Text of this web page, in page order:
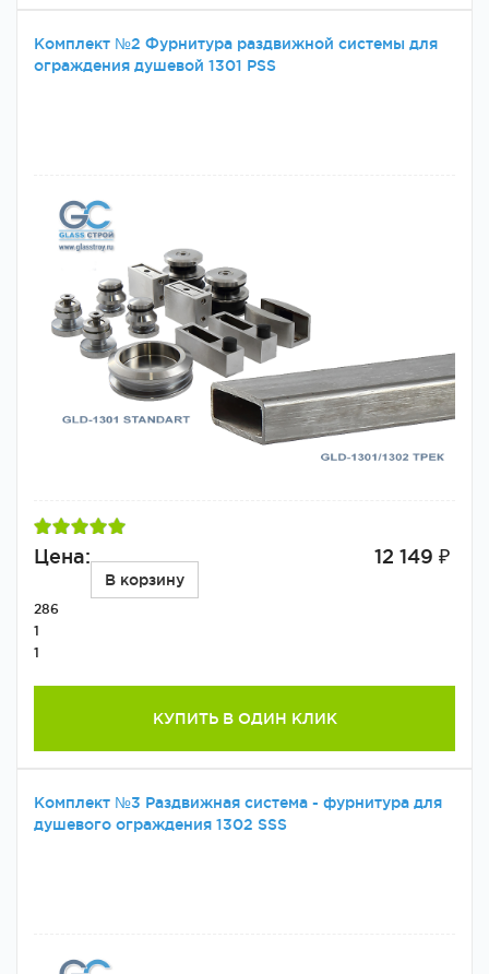
Комплект №2 Фурнитура раздвижной системы для
ограждения душевой 1301 PSS
Цена: 12 149 ₽
В корзину
286
1
1
КУПИТЬ В ОДИН КЛИК
Комплект №3 Раздвижная система - фурнитура для
душевого ограждения 1302 SSS